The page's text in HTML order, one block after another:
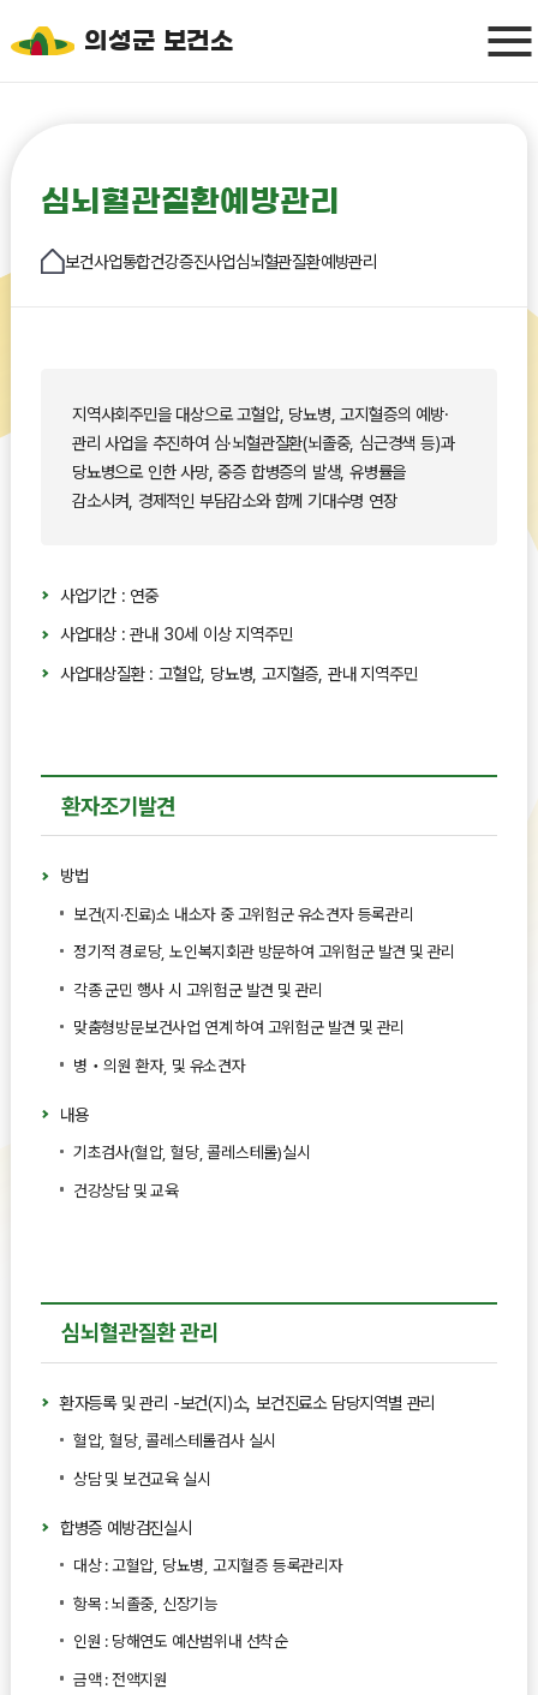
의성군 보건소
심뇌혈관질환예방관리
보건사업통합건강증진사업심뇌혈관질환예방관리
지역사회주민을 대상으로 고혈압, 당뇨병, 고지혈증의 예방·
관리 사업을 추진하여 심·뇌혈관질환(뇌졸중, 심근경색 등)과
당뇨병으로 인한 사망, 중증 합병증의 발생, 유병률을
감소시켜, 경제적인 부담감소와 함께 기대수명 연장
사업기간 : 연중
사업대상 : 관내 30세 이상 지역주민
사업대상질환 : 고혈압, 당뇨병, 고지혈증, 관내 지역주민
환자조기발견
방법
보건(지·진료)소 내소자 중 고위험군 유소견자 등록관리
정기적 경로당, 노인복지회관 방문하여 고위험군 발견 및 관리
각종 군민 행사 시 고위험군 발견 및 관리
맞춤형방문보건사업 연계 하여 고위험군 발견 및 관리
병‧의원 환자, 및 유소견자
내용
기초검사(혈압, 혈당, 콜레스테롤)실시
건강상담 및 교육
심뇌혈관질환 관리
환자등록 및 관리 -보건(지)소, 보건진료소 담당지역별 관리
혈압, 혈당, 콜레스테롤검사 실시
상담 및 보건교육 실시
합병증 예방검진실시
대상 : 고혈압, 당뇨병, 고지혈증 등록관리자
항목 : 뇌졸중, 신장기능
인원 : 당해연도 예산범위내 선착순
금액 : 전액지원